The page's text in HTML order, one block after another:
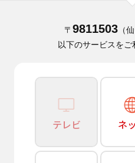
〒 9811503（仙
以下のサービスをご
テレビ ネ